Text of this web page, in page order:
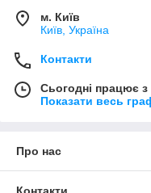
м. Київ
Київ, Україна
Контакти
Сьогодні працює
Показати весь
Про нас